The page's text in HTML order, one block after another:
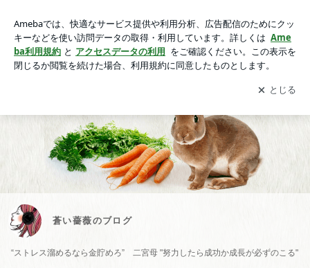
アプリをダウンロードして ブログの更新通知
を受け取りまし
ょう。
開く
蒼い薔薇のブログ
“ストレス溜めるなら金貯めろ” 二宮母 "努力したら成功か成長が必ずのこる"